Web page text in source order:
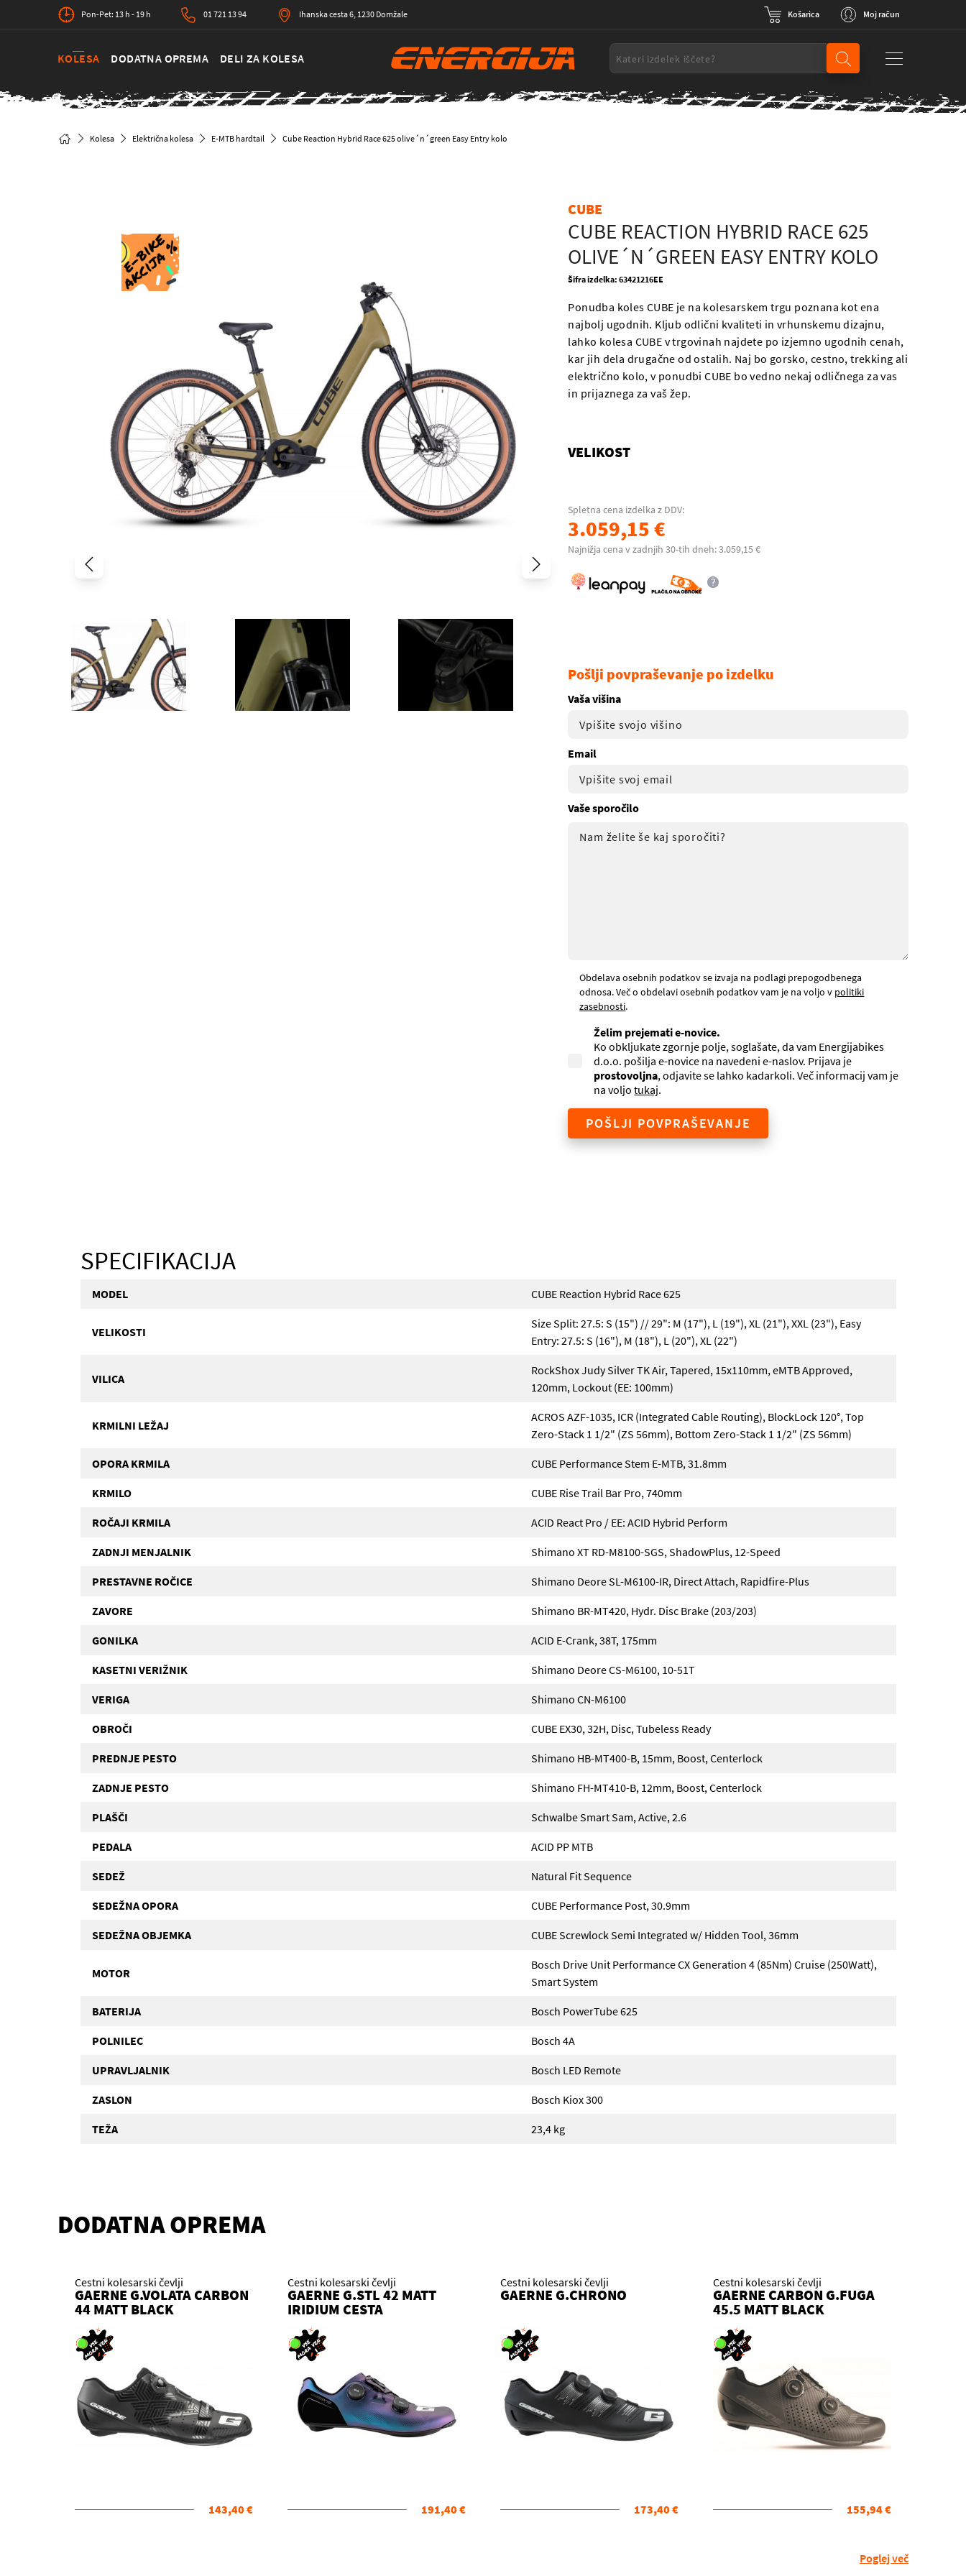
Pon-Pet: 13 h - 19 h 01 721 13 94 Ihanska cesta 6, 1230 Domžale Košarica Moj račun
KOLESA DODATNA OPREMA DELI ZA KOLESA
Kolesa Električna kolesa E-MTB hardtail Cube Reaction Hybrid Race 625 olive´n´green Easy Entry kolo
CUBE
CUBE REACTION HYBRID RACE 625
OLIVE´N´GREEN EASY ENTRY KOLO
Šifra izdelka: 63421216EE
Ponudba koles CUBE je na kolesarskem trgu poznana kot ena
najbolj ugodnih. Kljub odlični kvaliteti in vrhunskemu dizajnu,
lahko kolesa CUBE v trgovinah najdete po izjemno ugodnih cenah,
kar jih dela drugačne od ostalih. Naj bo gorsko, cestno, trekking ali
električno kolo, v ponudbi CUBE bo vedno nekaj odličnega za vas
in prijaznega za vaš žep.
VELIKOST
Spletna cena izdelka z DDV:
3.059,15 €
Najnižja cena v zadnjih 30-tih dneh: 3.059,15 €
Pošlji povpraševanje po izdelku
Vaša višina
Email
Vaše sporočilo
Obdelava osebnih podatkov se izvaja na podlagi prepogodbenega
odnosa. Več o obdelavi osebnih podatkov vam je na voljo v politiki
zasebnosti.
Želim prejemati e-novice.
Ko obkljukate zgornje polje, soglašate, da vam Energijabikes
d.o.o. pošilja e-novice na navedeni e-naslov. Prijava je
prostovoljna, odjavite se lahko kadarkoli. Več informacij vam je
na voljotukaj.
POŠLJI POVPRAŠEVANJE
SPECIFIKACIJA
MODEL CUBE Reaction Hybrid Race 625
VELIKOSTI
Size Split: 27.5: S (15") // 29": M (17"), L (19"), XL (21"), XXL (23"), Easy
Entry: 27.5: S (16"), M (18"), L (20"), XL (22")
VILICA
RockShox Judy Silver TK Air, Tapered, 15x110mm, eMTB Approved,
120mm, Lockout (EE: 100mm)
KRMILNI LEŽAJ
ACROS AZF-1035, ICR (Integrated Cable Routing), BlockLock 120°, Top
Zero-Stack 1 1/2" (ZS 56mm), Bottom Zero-Stack 1 1/2" (ZS 56mm)
OPORA KRMILA CUBE Performance Stem E-MTB, 31.8mm
KRMILO CUBE Rise Trail Bar Pro, 740mm
ROČAJI KRMILA ACID React Pro / EE: ACID Hybrid Perform
ZADNJI MENJALNIK Shimano XT RD-M8100-SGS, ShadowPlus, 12-Speed
PRESTAVNE ROČICE Shimano Deore SL-M6100-IR, Direct Attach, Rapidfire-Plus
ZAVORE Shimano BR-MT420, Hydr. Disc Brake (203/203)
GONILKA ACID E-Crank, 38T, 175mm
KASETNI VERIŽNIK Shimano Deore CS-M6100, 10-51T
VERIGA Shimano CN-M6100
OBROČI CUBE EX30, 32H, Disc, Tubeless Ready
PREDNJE PESTO Shimano HB-MT400-B, 15mm, Boost, Centerlock
ZADNJE PESTO Shimano FH-MT410-B, 12mm, Boost, Centerlock
PLAŠČI Schwalbe Smart Sam, Active, 2.6
PEDALA ACID PP MTB
SEDEŽ Natural Fit Sequence
SEDEŽNA OPORA CUBE Performance Post, 30.9mm
SEDEŽNA OBJEMKA CUBE Screwlock Semi Integrated w/ Hidden Tool, 36mm
MOTOR
Bosch Drive Unit Performance CX Generation 4 (85Nm) Cruise (250Watt),
Smart System
BATERIJA Bosch PowerTube 625
POLNILEC Bosch 4A
UPRAVLJALNIK Bosch LED Remote
ZASLON Bosch Kiox 300
TEŽA 23,4 kg
DODATNA OPREMA
Cestni kolesarski čevlji
GAERNE G.VOLATA CARBON
44 MATT BLACK
143,40 €
Cestni kolesarski čevlji
GAERNE G.STL 42 MATT
IRIDIUM CESTA
191,40 €
Cestni kolesarski čevlji
GAERNE G.CHRONO
173,40 €
Cestni kolesarski čevlji
GAERNE CARBON G.FUGA
45.5 MATT BLACK
155,94 €
Poglej več